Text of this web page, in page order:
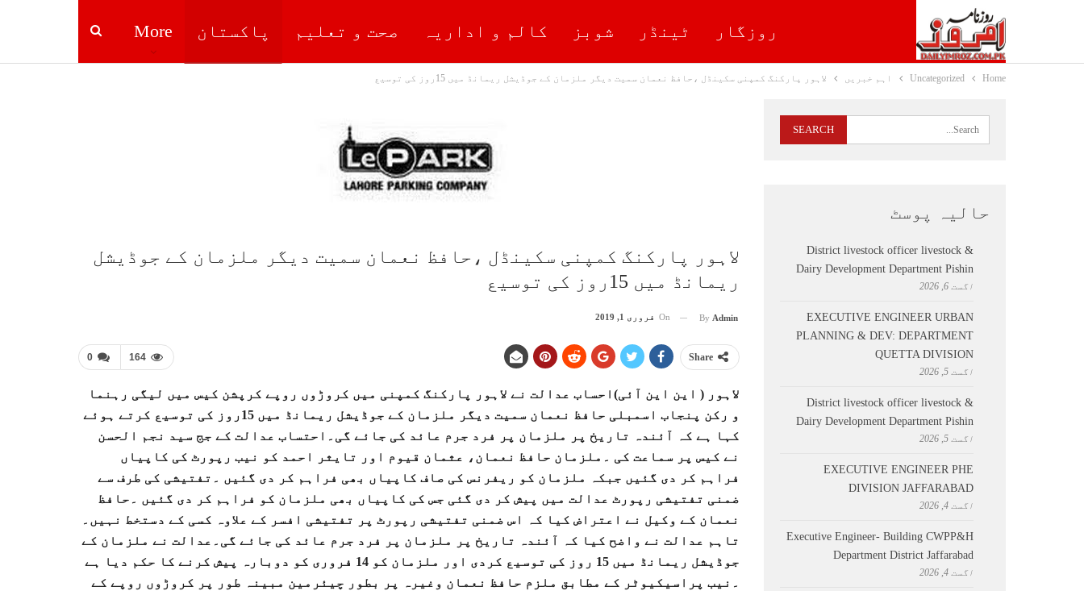
روزگار ٹینڈر شوبز کالم و اداریہ صحت و تعلیم پاکستان More
Home
Uncategorized اہم خبریں لاہور پارکنگ کمپنی سکینڈل ،حافظ نعمان سمیت دیگر ملزمان کے جوڈیشل ریمانڈ میں 15روز کی توسیع
لاہور پارکنگ کمپنی سکینڈل ،حافظ نعمان سمیت دیگر ملزمان کے جوڈیشل
ریمانڈ میں 15روز کی توسیع
By Admin
On فروری 1, 2019
0 164 Share
لاہور ( این این آئی)احساب عدالت نے لاہور پارکنگ کمپنی میں کروڑوں روپے کرپشن کیس میں لیگی رہنما
و رکن پنجاب اسمبلی حافظ نعمان سمیت دیگر ملزمان کے جوڈیشل ریمانڈ میں 15روز کی توسیع کرتے ہوئے
کہا ہے کہ آئندہ تاریخ پر ملزمان پر فرد جرم عائد کی جائے گی۔احتساب عدالت کے جج سید نجم الحسن
نے کیس پر سماعت کی ۔ملزمان حافظ نعمان، عثمان قیوم اور تایثر احمد کو نیب رپورٹ کی کاپیاں
فراہم کر دی گئیں جبکہ ملزمان کو ریفرنس کی صاف کاپیاں بھی فراہم کر دی گئیں ۔تفتیشی کی طرف سے
ضمنی تفتیشی رپورٹ عدالت میں پیش کر دی گئی جس کی کاپیاں بھی ملزمان کو فراہم کر دی گئیں ۔حافظ
نعمان کے وکیل نے اعتراض کیا کہ اس ضمنی تفتیشی رپورٹ پر تفتیشی افسر کے علاوہ کسی کے دستخط نہیں۔
تاہم عدالت نے واضح کیا کہ آئندہ تاریخ پر ملزمان پر فرد جرم عائد کی جائے گی۔عدالت نے ملزمان کے
جوڈیشل ریمانڈ میں 15 روز کی توسیع کردی اور ملزمان کو 14 فروری کو دوبارہ پیش کرنے کا حکم دیا ہے
۔نیب پراسیکیوٹر کے مطابق ملزم حافظ نعمان وغیرہ پر بطور چیئرمین مبینہ طور پر کروڑوں روپے کے
حالیہ پوسٹ
District livestock officer livestock &
Dairy Development Department Pishin
اگست 6, 2026
EXECUTIVE ENGINEER URBAN
PLANNING & DEV: DEPARTMENT
QUETTA DIVISION
اگست 5, 2026
District livestock officer livestock &
Dairy Development Department Pishin
اگست 5, 2026
EXECUTIVE ENGINEER PHE
DIVISION JAFFARABAD
اگست 4, 2026
Executive Engineer- Building CWPP&H
Department District Jaffarabad
اگست 4, 2026